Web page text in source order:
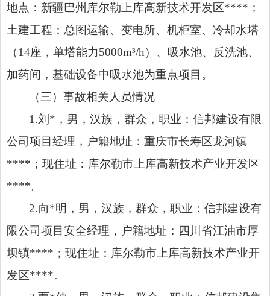
地点：新疆巴州库尔勒上库高新技术开发区****；
土建工程：总图运输、变电所、机柜室、冷却水塔
（14座，单塔能力5000m³/h）、吸水池、反洗池、
加药间，基础设备中吸水池为重点项目。
（三）事故相关人员情况
1.刘*，男，汉族，群众，职业：信邦建设有限
公司项目经理，户籍地址：重庆市长寿区龙河镇
****；现住址：库尔勒市上库高新技术产业开发区
****。
2.向*明，男，汉族，群众，职业：信邦建设有
限公司项目安全经理，户籍地址：四川省江油市厚
坝镇****；现住址：库尔勒市上库高新技术产业开
发区****。